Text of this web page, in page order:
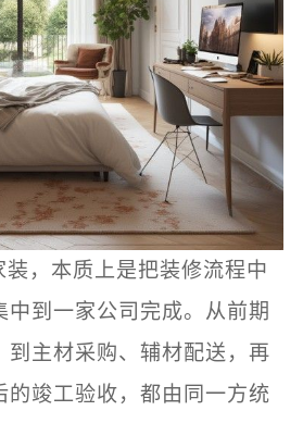
装，本质上是把装修流程中
中到一家公司完成。从前期
到主材采购、辅材配送，再
的竣工验收，都由同一方统